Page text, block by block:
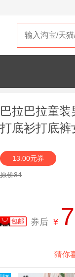
巴拉巴拉童
打底衫打底裤
13.00元券
原价84
券后 ¥
猜你